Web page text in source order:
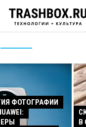
ФОТОГРАФИИ
В